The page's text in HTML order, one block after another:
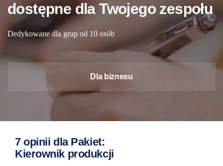
dostępne dla Twojego zespołu
Dedykowane dla grup od 10 osób
Dla biznesu
7 opinii dla Pakiet:
Kierownik produkcji